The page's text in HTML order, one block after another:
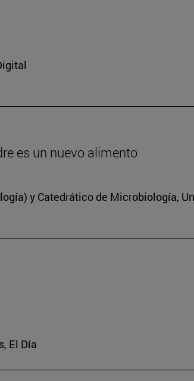
es un nuevo alimento
y Catedrático de Microbiología,
El Día